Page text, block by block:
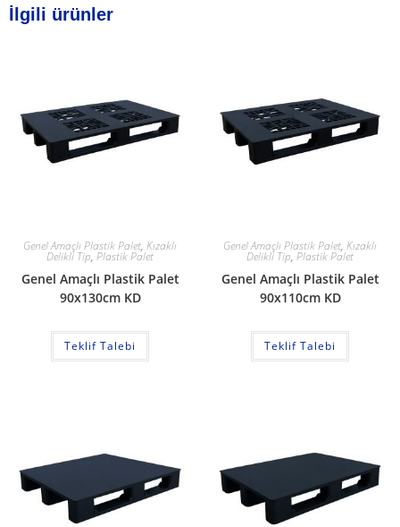
İlgili ürünler
Genel Amaçlı Plastik Palet, Kızaklı
Delikli Tip, Plastik Palet
Genel Amaçlı Plastik Palet
90x130cm KD
Teklif Talebi
Genel Amaçlı Plastik Palet, Kızaklı
Delikli Tip, Plastik Palet
Genel Amaçlı Plastik Palet
90x110cm KD
Teklif Talebi